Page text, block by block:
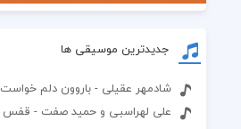
جدیدترین موسیقی ها
شادمهر عقیلی - باروون دلم خواست
علی لهراسبی و حمید صفت - قفس